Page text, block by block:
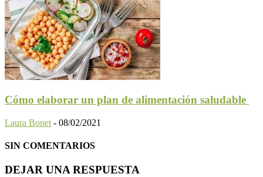
Cómo elaborar un plan de alimentación saludable
Laura Bonet - 08/02/2021
SIN COMENTARIOS
DEJAR UNA RESPUESTA